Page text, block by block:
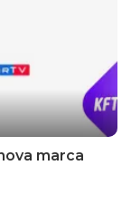
marca